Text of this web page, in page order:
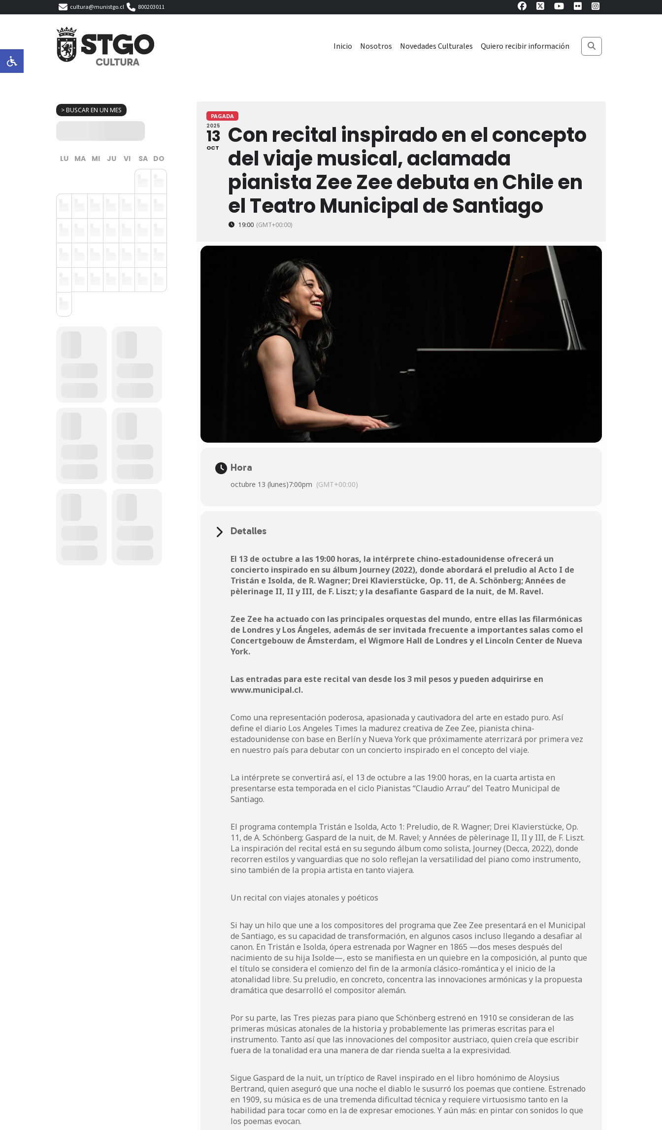
cultura@munistgo.cl 800203011
Inicio Nosotros Novedades Culturales Quiero recibir información
> BUSCAR EN UN MES
LU MA MI JU VI SA DO
PAGADA
2025
13
OCT
Con recital inspirado en el concepto
del viaje musical, aclamada
pianista Zee Zee debuta en Chile en
el Teatro Municipal de Santiago
19:00 (GMT+00:00)
Hora
octubre 13 (lunes)7:00pm (GMT+00:00)
Detalles
El 13 de octubre a las 19:00 horas, la intérprete chino-estadounidense ofrecerá un
concierto inspirado en su álbum Journey (2022), donde abordará el preludio al Acto I de
Tristán e Isolda, de R. Wagner; Drei Klavierstücke, Op. 11, de A. Schönberg; Années de
pèlerinage II, II y III, de F. Liszt; y la desafiante Gaspard de la nuit, de M. Ravel.
Zee Zee ha actuado con las principales orquestas del mundo, entre ellas las filarmónicas
de Londres y Los Ángeles, además de ser invitada frecuente a importantes salas como el
Concertgebouw de Ámsterdam, el Wigmore Hall de Londres y el Lincoln Center de Nueva
York.
Las entradas para este recital van desde los 3 mil pesos y pueden adquirirse en
www.municipal.cl.
Como una representación poderosa, apasionada y cautivadora del arte en estado puro. Así
define el diario Los Angeles Times la madurez creativa de Zee Zee, pianista china-
estadounidense con base en Berlín y Nueva York que próximamente aterrizará por primera vez
en nuestro país para debutar con un concierto inspirado en el concepto del viaje.
La intérprete se convertirá así, el 13 de octubre a las 19:00 horas, en la cuarta artista en
presentarse esta temporada en el ciclo Pianistas “Claudio Arrau” del Teatro Municipal de
Santiago.
El programa contempla Tristán e Isolda, Acto 1: Preludio, de R. Wagner; Drei Klavierstücke, Op.
11, de A. Schönberg; Gaspard de la nuit, de M. Ravel; y Années de pèlerinage II, II y III, de F. Liszt.
La inspiración del recital está en su segundo álbum como solista, Journey (Decca, 2022), donde
recorren estilos y vanguardias que no solo reflejan la versatilidad del piano como instrumento,
sino también de la propia artista en tanto viajera.
Un recital con viajes atonales y poéticos
Si hay un hilo que une a los compositores del programa que Zee Zee presentará en el Municipal
de Santiago, es su capacidad de transformación, en algunos casos incluso llegando a desafiar al
canon. En Tristán e Isolda, ópera estrenada por Wagner en 1865 —dos meses después del
nacimiento de su hija Isolde—, esto se manifiesta en un quiebre en la composición, al punto que
el título se considera el comienzo del fin de la armonía clásico-romántica y el inicio de la
atonalidad libre. Su preludio, en concreto, concentra las innovaciones armónicas y la propuesta
dramática que desarrolló el compositor alemán.
Por su parte, las Tres piezas para piano que Schönberg estrenó en 1910 se consideran de las
primeras músicas atonales de la historia y probablemente las primeras escritas para el
instrumento. Tanto así que las innovaciones del compositor austriaco, quien creía que escribir
fuera de la tonalidad era una manera de dar rienda suelta a la expresividad.
Sigue Gaspard de la nuit, un tríptico de Ravel inspirado en el libro homónimo de Aloysius
Bertrand, quien aseguró que una noche el diablo le susurró los poemas que contiene. Estrenado
en 1909, su música es de una tremenda dificultad técnica y requiere virtuosismo tanto en la
habilidad para tocar como en la de expresar emociones. Y aún más: en pintar con sonidos lo que
los poemas evocan.